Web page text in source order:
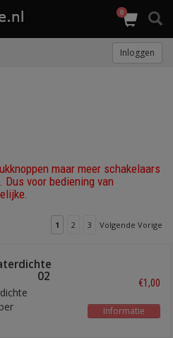
0
Inloggen
maar meer schakelaars
voor bediening van
1 2 3 Volgende Vorige
PBS002
€1,00
Informatie